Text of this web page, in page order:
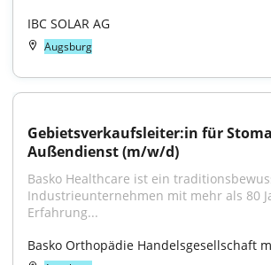
IBC SOLAR AG
Augsburg
Gebietsverkaufsleiter:in für
Außendienst (m/w/d)
Basko Healthcare ist ein
Industrieunternehmen mit mehr als 80
Erfahrung...
Basko Orthopädie Handelsgesellschaft